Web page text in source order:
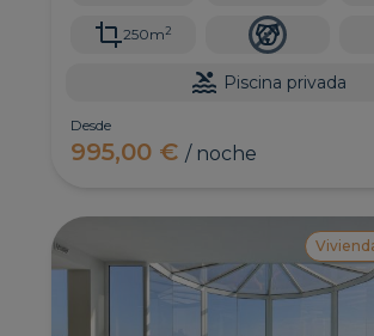
250m2
Piscina privada
Desde
995,00 €/ noche